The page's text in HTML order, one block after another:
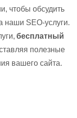
чтобы обсудить
наши SEO-услуги.
бесплатный
полезные
вашего сайта.